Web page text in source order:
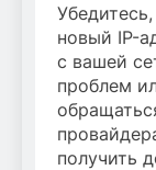
новый IP-
с вашей
проблем
получить